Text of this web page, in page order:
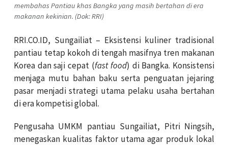
membahas Pantiau khas Bangka yang masih bertahan di era
makanan kekinian. (Dok: RRI)
RRI.CO.ID, Sungailiat – Eksistensi kuliner tradisional
pantiau tetap kokoh di tengah masifnya tren makanan
Korea dan saji cepat (fast food) di Bangka. Konsistensi
menjaga mutu bahan baku serta penguatan jejaring
pasar menjadi strategi utama pelaku usaha bertahan
di era kompetisi global.
Pengusaha UMKM pantiau Sungailiat, Pitri Ningsih,
menegaskan kualitas faktor utama agar produk lokal